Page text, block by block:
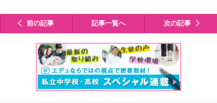
る
す
る
ト
す
る
で
る
前の記事 記事一覧へ 次の記事